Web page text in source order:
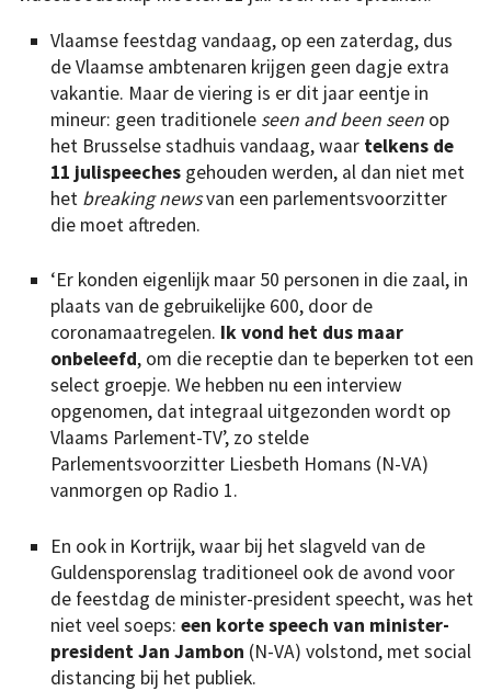
Vlaamse feestdag vandaag, op een zaterdag, dus
de Vlaamse ambtenaren krijgen geen dagje extra
vakantie. Maar de viering is er dit jaar eentje in
mineur: geen traditionele seen and been seen op
het Brusselse stadhuis vandaag, waar telkens de
11 julispeeches gehouden werden, al dan niet met
het breaking newsvan een parlementsvoorzitter
die moet aftreden.
‘Er konden eigenlijk maar 50 personen in die zaal, in
plaats van de gebruikelijke 600, door de
coronamaatregelen. Ik vond het dus maar
onbeleefd, om die receptie dan te beperken tot een
select groepje. We hebben nu een interview
opgenomen, dat integraal uitgezonden wordt op
Vlaams Parlement-TV’, zo stelde
Parlementsvoorzitter Liesbeth Homans (N-VA)
vanmorgen op Radio 1.
En ook in Kortrijk, waar bij het slagveld van de
Guldensporenslag traditioneel ook de avond voor
de feestdag de minister-president speecht, was het
niet veel soeps: een korte speech van minister-
president Jan Jambon (N-VA) volstond, met social
distancing bij het publiek.